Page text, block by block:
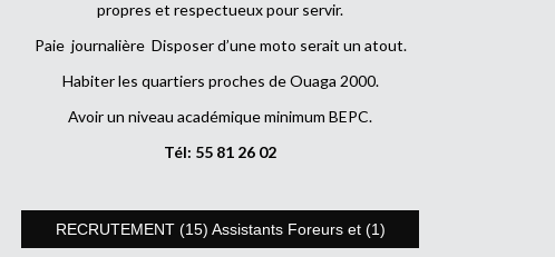
propres et respectueux pour servir.
Paie journalière Disposer d’une moto serait un atout.
Habiter les quartiers proches de Ouaga 2000.
Avoir un niveau académique minimum BEPC.
Tél: 55 81 26 02
RECRUTEMENT (15) Assistants Foreurs et (1)